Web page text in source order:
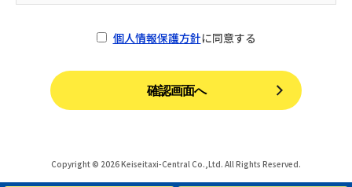
個人情報保護方針に同意する
Copyright © 2026 Keiseitaxi-Central Co.,Ltd. All Rights Reserved.